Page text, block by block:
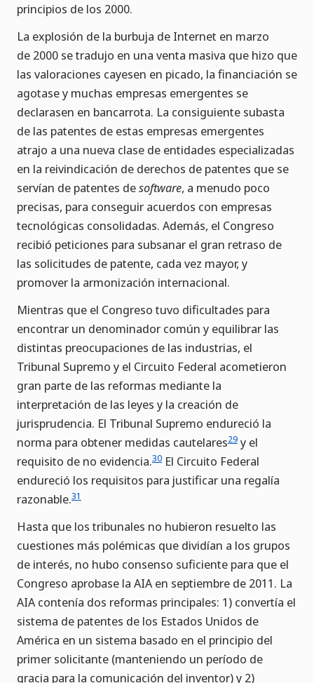
principios de los 2000.
La explosión de la burbuja de Internet en marzo
de 2000 se tradujo en una venta masiva que hizo que
las valoraciones cayesen en picado, la financiación se
agotase y muchas empresas emergentes se
declarasen en bancarrota. La consiguiente subasta
de las patentes de estas empresas emergentes
atrajo a una nueva clase de entidades especializadas
en la reivindicación de derechos de patentes que se
servían de patentes desoftware, a menudo poco
precisas, para conseguir acuerdos con empresas
tecnológicas consolidadas. Además, el Congreso
recibió peticiones para subsanar el gran retraso de
las solicitudes de patente, cada vez mayor, y
promover la armonización internacional.
Mientras que el Congreso tuvo dificultades para
encontrar un denominador común y equilibrar las
distintas preocupaciones de las industrias, el
Tribunal Supremo y el Circuito Federal acometieron
gran parte de las reformas mediante la
interpretación de las leyes y la creación de
jurisprudencia. El Tribunal Supremo endureció la
norma para obtener medidas cautelares29 y el
requisito de no evidencia.30 El Circuito Federal
endureció los requisitos para justificar una regalía
razonable.31
Hasta que los tribunales no hubieron resuelto las
cuestiones más polémicas que dividían a los grupos
de interés, no hubo consenso suficiente para que el
Congreso aprobase la AIA en septiembre de 2011. La
AIA contenía dos reformas principales: 1) convertía el
sistema de patentes de los Estados Unidos de
América en un sistema basado en el principio del
primer solicitante (manteniendo un período de
gracia para la comunicación del inventor) y 2)